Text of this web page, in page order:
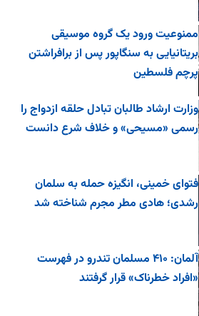
ممنوعیت ورود یک گروه موسیقی
بریتانیایی به سنگاپور پس از برافراشتن
پرچم فلسطین
وزارت ارشاد طالبان تبادل حلقه ازدواج را
رسمی «مسیحی» و خلاف شرع دانست
فتوای خمینی، انگیزه حمله به سلمان
رشدی؛ هادی مطر مجرم شناخته شد
آلمان: ۴۱۰ مسلمان تندرو در فهرست
«افراد خطرناک» قرار گرفتند